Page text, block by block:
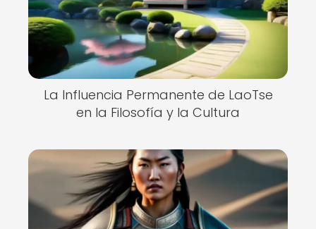
La Influencia Permanente de LaoTse
en la Filosofía y la Cultura